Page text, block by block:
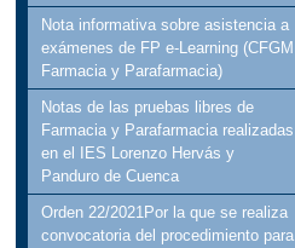
Nota informativa sobre asistencia a
exámenes de FP e-Learning (CFGM
Farmacia y Parafarmacia)
Notas de las pruebas libres de
Farmacia y Parafarmacia realizadas
en el IES Lorenzo Hervás y
Panduro de Cuenca
Orden 22/2021Por la que se realiza
convocatoria del procedimiento para